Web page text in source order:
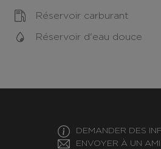
Réservoir carburant
Réservoir d'eau douce
DEMANDER DES
ENVOYER À UN AMI